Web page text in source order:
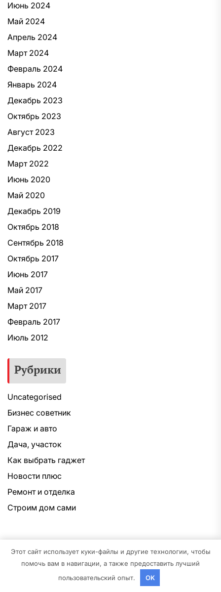
Июнь 2024
Май 2024
Апрель 2024
Март 2024
Февраль 2024
Январь 2024
Декабрь 2023
Октябрь 2023
Август 2023
Декабрь 2022
Март 2022
Июнь 2020
Май 2020
Декабрь 2019
Октябрь 2018
Сентябрь 2018
Октябрь 2017
Июнь 2017
Май 2017
Март 2017
Февраль 2017
Июль 2012
Рубрики
Uncategorised
Бизнес советник
Гараж и авто
Дача, участок
Как выбрать гаджет
Новости плюс
Ремонт и отделка
Строим дом сами
Copyright © 2026Домашний проект.Все права
защищены.Тема: NewsNation ОтИнтерфейс WP.
Этот сайт использует куки-файлы и другие технологии, чтобы
помочь вам в навигации, а также предоставить лучший
пользовательский опыт.
OK